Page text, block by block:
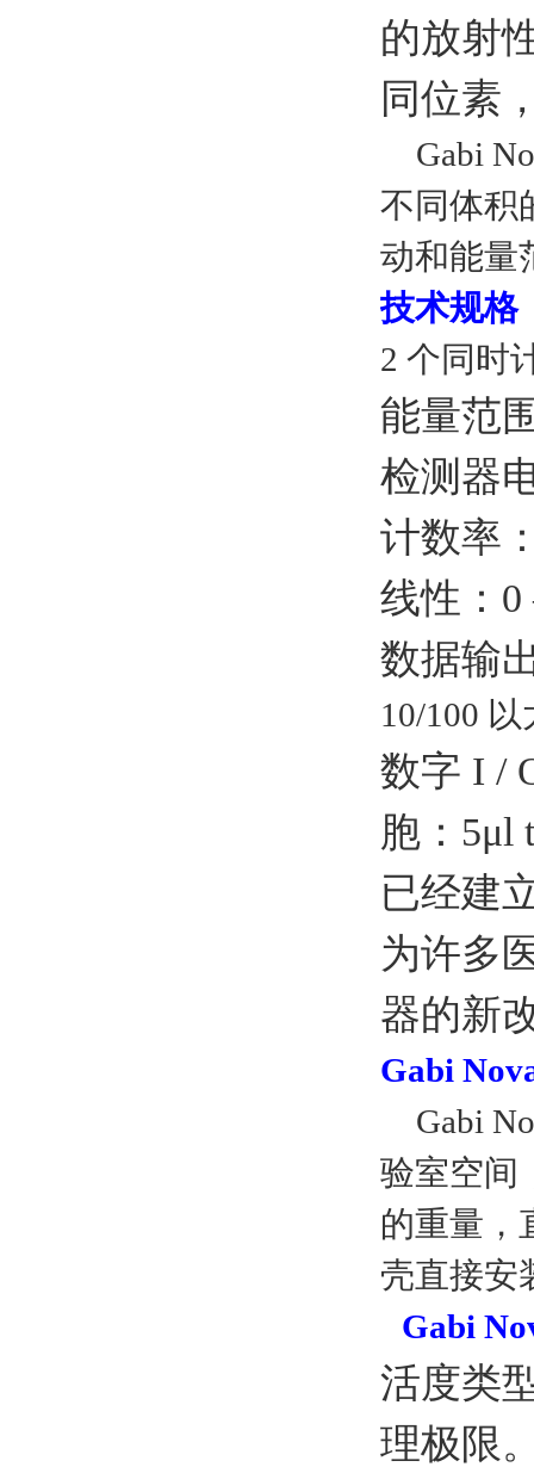
的放射
同位素
Gabi
不同体积
动和能量
技术规格
2 个同时
能量范
检测器
计数率
线性：0
数据输
10/100
数字 I /
胞：5μl
已经建
为许多
器的新
Gabi
Gabi
验室空间
的重量，
壳直接安
Gabi
活度类
理极限